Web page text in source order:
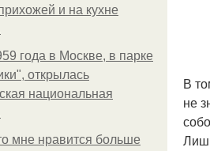
и на кухне
года в Москве, в парке
открылась
национальная
мне нравится больше
В
не